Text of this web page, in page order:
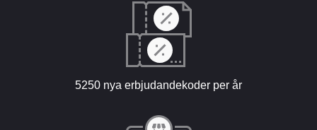
5250 nya erbjudandekoder per år